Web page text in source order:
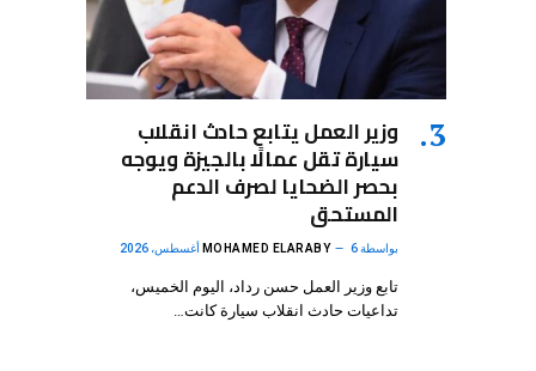
وزير العمل يتابع حادث انقلاب
سيارة تقل عمالًا بالجيزة ويوجه
بحصر الضحايا لصرف الدعم
المستحق
بواسطة MOHAMED ELARABY 6 أغسطس، 2026
تابع وزير العمل حسن رداد، اليوم الخميس،
تداعيات حادث انقلاب سيارة كانت…